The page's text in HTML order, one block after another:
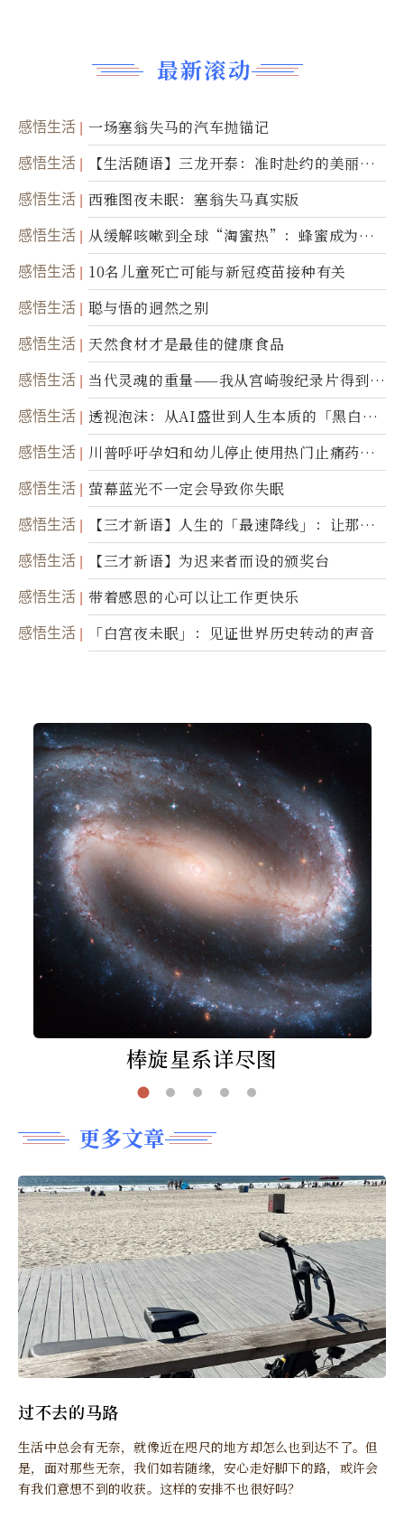
最新滚动
感悟生活 一场塞翁失马的汽车抛锚记
感悟生活
【生活随语】三龙开泰：准时赴约的美丽震
撼
感悟生活 西雅图夜未眠：塞翁失马真实版
感悟生活
从缓解咳嗽到全球“淘蜜热”：蜂蜜成为健
康产业前沿商品
感悟生活 10名儿童死亡可能与新冠疫苗接种有关
感悟生活 聪与悟的迥然之别
感悟生活 天然食材才是最佳的健康食品
感悟生活
当代灵魂的重量——我从宫崎骏纪录片得到的
省思
感悟生活
透视泡沫：从AI盛世到人生本质的「黑白一
瞬」
感悟生活
川普呼吁孕妇和幼儿停止使用热门止痛药泰
诺
感悟生活 萤幕蓝光不一定会导致你失眠
感悟生活
【三才新语】人生的「最速降线」：让那道
光，带你滑向自己
感悟生活 【三才新语】为迟来者而设的颁奖台
感悟生活 带着感恩的心可以让工作更快乐
感悟生活 「白宫夜未眠」：见证世界历史转动的声音
棒旋星系详尽图
更多文章
过不去的马路
生活中总会有无奈，就像近在咫尺的地方却怎么也到达不了。但
是，面对那些无奈，我们如若随缘，安心走好脚下的路，或许会
有我们意想不到的收获。这样的安排不也很好吗？